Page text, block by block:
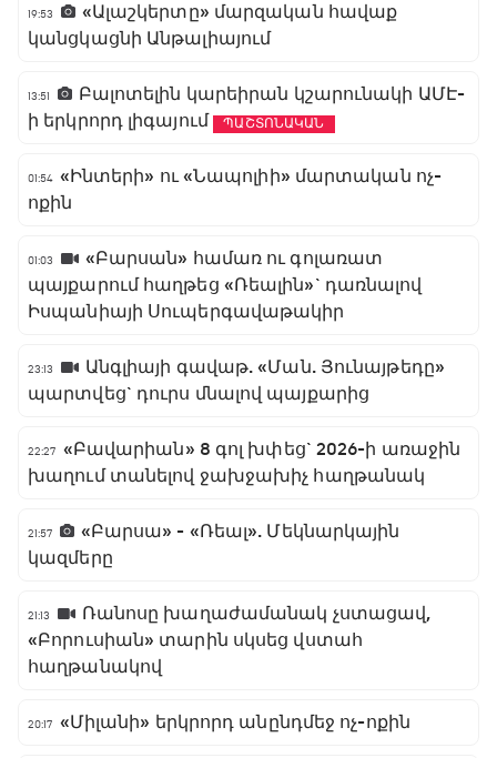
19:53
«Ալաշկերտը» մարզական հավաք
կանցկացնի Անթալիայում
13:51
Բալոտելին կարեիրան կշարունակի ԱՄԷ-
ի երկրորդ լիգայում
ՊԱՇՏՈՆԱԿԱՆ
01:54 «Ինտերի» ու «Նապոլիի» մարտական ոչ-
ոքին
01:03
«Բարսան» համառ ու գոլառատ
պայքարում հաղթեց «Ռեալին»` դառնալով
Իսպանիայի Սուպերգավաթակիր
23:13
Անգլիայի գավաթ. «Ման. Յունայթեդը»
պարտվեց` դուրս մնալով պայքարից
22:27 «Բավարիան» 8 գոլ խփեց` 2026-ի առաջին
խաղում տանելով ջախջախիչ հաղթանակ
21:57
«Բարսա» - «Ռեալ». Մեկնարկային
կազմերը
21:13
Ռանոսը խաղաժամանակ չստացավ,
«Բորուսիան» տարին սկսեց վստահ
հաղթանակով
20:17 «Միլանի» երկրորդ անընդմեջ ոչ-ոքին